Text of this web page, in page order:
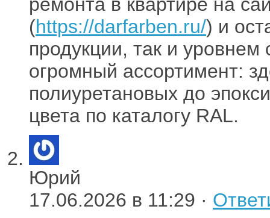
(https://darfarben.ru/) и
продукции, так и уровнем
огромный ассортимент:
полиуретановых до
цвета по каталогу RAL.
Юрий
17.06.2026 в 11:29 ·